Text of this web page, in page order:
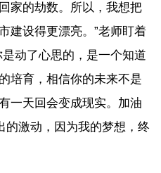
家的劫数。所以，我想把
建设得更漂亮。”老师盯着
动了心思的，是一个知道
培育，相信你的未来不是
一天回会变成现实。加油
的激动，因为我的梦想，终